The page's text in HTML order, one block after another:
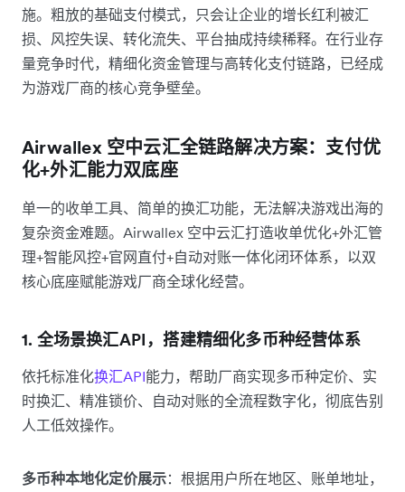
施。粗放的基础支付模式，只会让企业的增长红利被汇
损、风控失误、转化流失、平台抽成持续稀释。在行业存
量竞争时代，精细化资金管理与高转化支付链路，已经成
为游戏厂商的核心竞争壁垒。
Airwallex 空中云汇全链路解决方案：支付优
化+外汇能力双底座
单一的收单工具、简单的换汇功能，无法解决游戏出海的
复杂资金难题。Airwallex 空中云汇打造收单优化+外汇管
理+智能风控+官网直付+自动对账一体化闭环体系，以双
核心底座赋能游戏厂商全球化经营。
1. 全场景换汇API，搭建精细化多币种经营体系
依托标准化换汇API能力，帮助厂商实现多币种定价、实
时换汇、精准锁价、自动对账的全流程数字化，彻底告别
人工低效操作。
多币种本地化定价展示：根据用户所在地区、账单地址，